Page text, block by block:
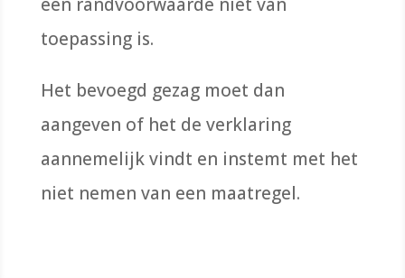
een randvoorwaarde niet van
toepassing is.
Het bevoegd gezag moet dan
aangeven of het de verklaring
aannemelijk vindt en instemt met het
niet nemen van een maatregel.